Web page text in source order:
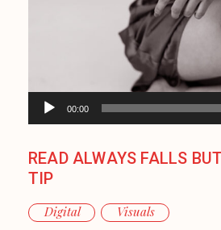
Audio
Player
00:00
READ ALWAYS FALLS
TIP
Digital Visuals